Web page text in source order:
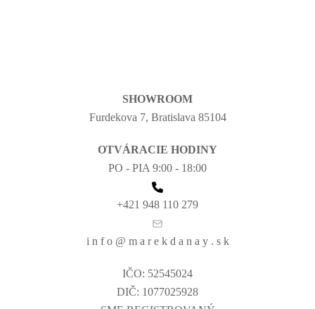
SHOWROOM
Furdekova 7, Bratislava 85104
OTVÁRACIE HODINY
PO - PIA 9:00 - 18:00
+421 948 110 279
i n f o @ m a r e k d a n a y . s k
IČO: 52545024
DIČ: 1077025928